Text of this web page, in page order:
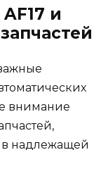
и
внимание
в надлежащей